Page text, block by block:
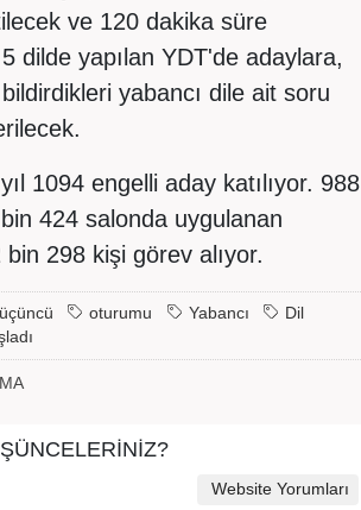
ve 120 dakika süre
dilde yapılan YDT'de adaylara,
yabancı dile ait soru
1094 engelli aday katılıyor. 988
424 salonda uygulanan
bin 298 kişi görev alıyor.
üçüncü oturumu Yabancı
Dil
Website Yorumları